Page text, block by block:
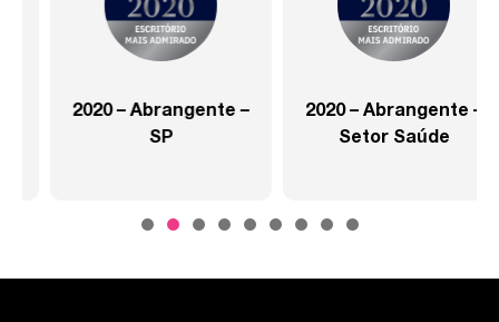
2020 – Abrangente –
2020 – Abrangente –
Setor Saúde